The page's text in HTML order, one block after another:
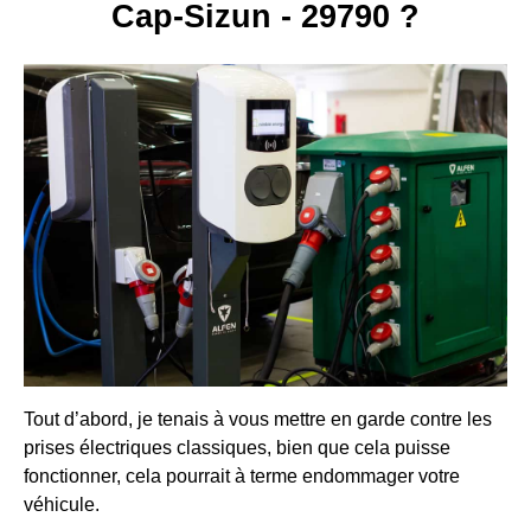
Cap-Sizun - 29790 ?
Tout d’abord, je tenais à vous mettre en garde contre les
prises électriques classiques, bien que cela puisse
fonctionner, cela pourrait à terme endommager votre
véhicule.